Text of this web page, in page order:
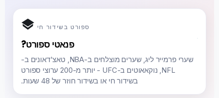
ספורט בשידור חי
פנאטי ספורט?
שערי פרמייר ליג, שערים מוצלחים ב-NBA, טאצ'דאונים ב-
NFL, נוקאאוטים ב-UFC - יותר מ-200 ערוצי ספורט
בשידור חי או בשידור חוזר של 48 שעות.